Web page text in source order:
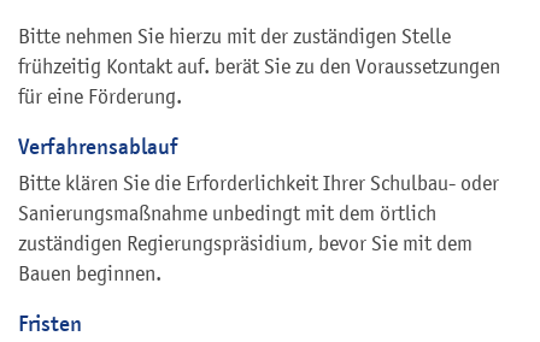
Bitte nehmen Sie hierzu mit der zuständigen Stelle
frühzeitig Kontakt auf. berät Sie zu den Voraussetzungen
für eine Förderung.
Verfahrensablauf
Bitte klären Sie die Erforderlichkeit Ihrer Schulbau- oder
Sanierungsmaßnahme unbedingt mit dem örtlich
zuständigen Regierungspräsidium, bevor Sie mit dem
Bauen beginnen.
Fristen